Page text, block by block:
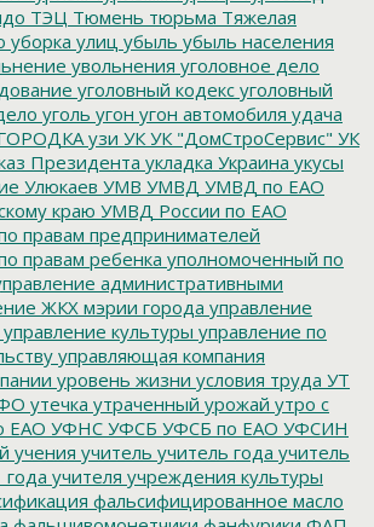
ТЭЦ Тюмень тюрьма Тяжелая
уборка улиц убыль убыль населения
увольнения уголовное дело
уголовный кодекс уголовный
уголь угон угон автомобиля удача
узи УК УК "ДомСтроСервис" УК
Президента укладка Украина укусы
Улюкаев УМВ УМВД УМВД по ЕАО
краю УМВД России по ЕАО
правам предпринимателей
правам ребенка уполномоченный по
административными
ЖКХ мэрии города управление
управление культуры управление по
управляющая компания
уровень жизни условия труда УТ
утечка утраченный урожай утро с
ЕАО УФНС УФСБ УФСБ по ЕАО УФСИН
учения учитель учитель года учитель
учителя учреждения культуры
фальсифицированное масло